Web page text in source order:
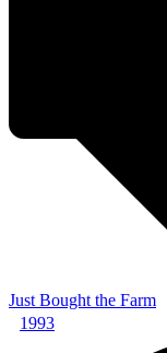
Just Bought the Farm
1993